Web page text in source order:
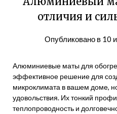
отличия и
Опубликовано в 10
Алюминиевые маты для
эффективное решение для
микроклимата в вашем доме,
удовольствия. Их тонкий
теплопроводность и